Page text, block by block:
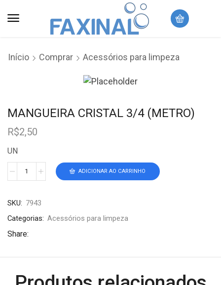
Início Comprar Acessórios para limpeza
MANGUEIRA CRISTAL 3/4 (METRO)
R$2,50
UN
ADICIONAR AO CARRINHO
SKU: 7943
Categorias: Acessórios para limpeza
Share: